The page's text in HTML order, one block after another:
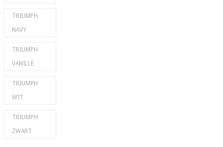
TRIUMPH
NAVY
TRIUMPH
VANILLE
TRIUMPH
WIT
TRIUMPH
ZWART